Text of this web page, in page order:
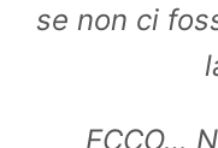
se non ci
ECCO…